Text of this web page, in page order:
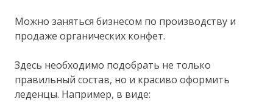
Можно заняться бизнесом по производству и
продаже органических конфет.
Здесь необходимо подобрать не только
правильный состав, но и красиво оформить
леденцы. Например, в виде: